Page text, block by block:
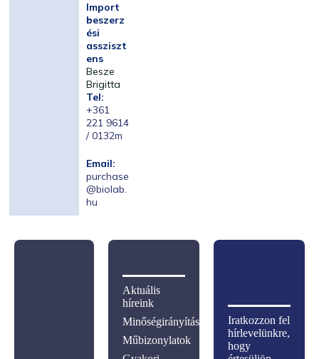
Import
beszerz
ési
assziszt
ens
Besze
Brigitta
Tel:
+361
221 9614
/ 0132m
Email:
purchase
@biolab.
hu
Iratkozzon fel
hírlevelünkre,
hogy
Aktuális
híreink
Minőségirányítás
Műbizonylatok